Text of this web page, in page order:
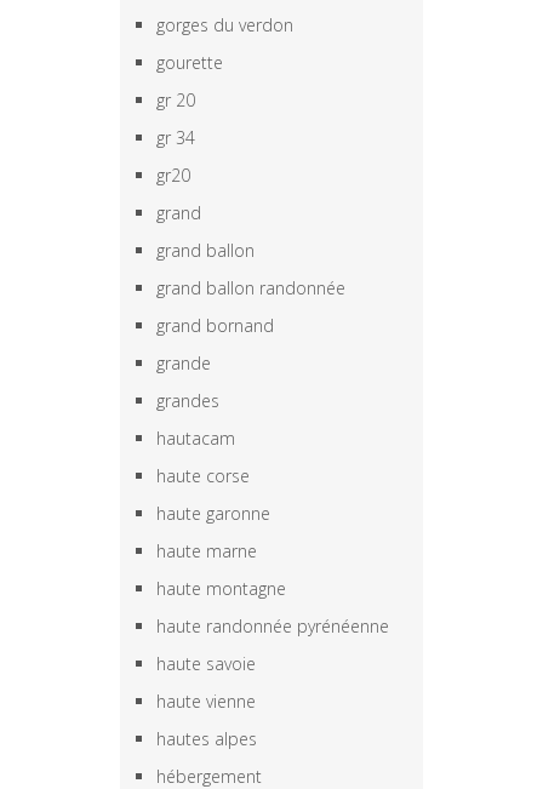
gorges du verdon
gourette
gr 20
gr 34
gr20
grand
grand ballon
grand ballon randonnée
grand bornand
grande
grandes
hautacam
haute corse
haute garonne
haute marne
haute montagne
haute randonnée pyrénéenne
haute savoie
haute vienne
hautes alpes
hébergement